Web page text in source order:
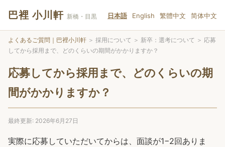
巴裡 小川軒 新橋・目黒 日本語 English 繁體中文 简体中文
よくあるご質問｜巴裡小川軒 ＞ 採用について ＞ 新卒：選考について ＞ 応募
してから採用まで、どのくらいの期間がかかりますか？
応募してから採用まで、どのくらいの期
間がかかりますか？
最終更新: 2026年6月27日
実際に応募していただいてからは、面談が1−2回ありま